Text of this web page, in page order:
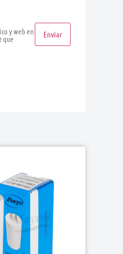
y web en
que